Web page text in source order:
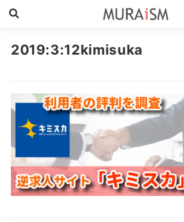
2019:3:12kimisuka